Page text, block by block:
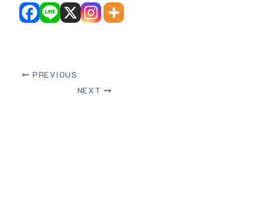
PREVIOUS
NEXT